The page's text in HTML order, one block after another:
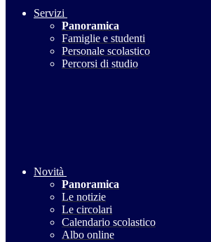
Servizi
Panoramica
Famiglie e studenti
Personale scolastico
Percorsi di studio
Novità
Panoramica
Le notizie
Le circolari
Calendario scolastico
Albo online